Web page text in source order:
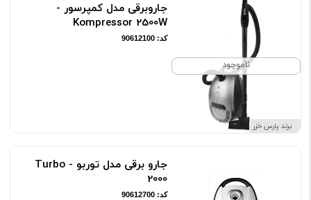
ناموجود
برند پارس خزر
جاروبرقی مدل کمپرسور -
Kompressor 2500W
کد: 90612100
جارو برقی مدل توربو - Turbo
2000
کد: 90612700